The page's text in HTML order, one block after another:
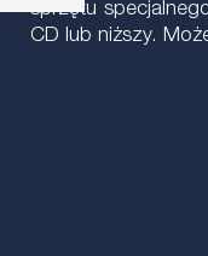
sprzętu
CD lub niższy.